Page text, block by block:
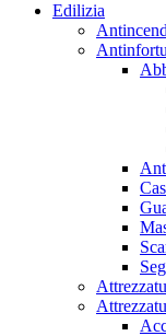
Edilizia